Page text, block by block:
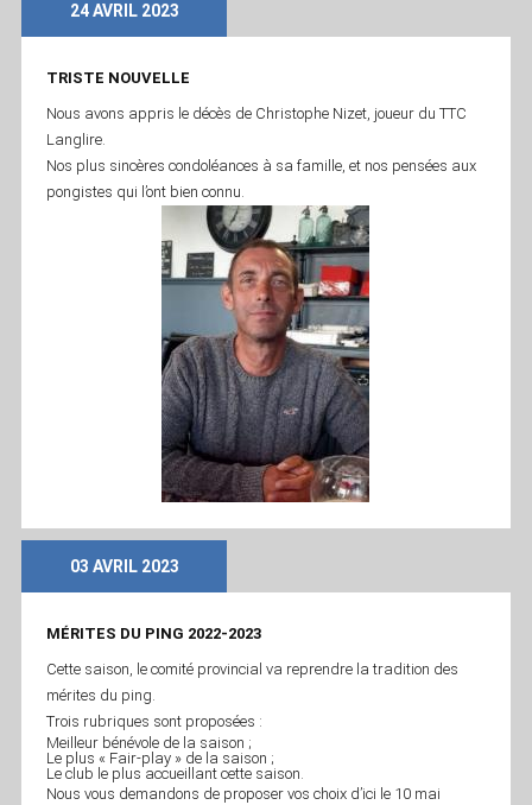
24 AVRIL 2023
TRISTE NOUVELLE
Nous avons appris le décès de Christophe Nizet, joueur du TTC
Langlire.
Nos plus sincères condoléances à sa famille, et nos pensées aux
pongistes qui l’ont bien connu.
03 AVRIL 2023
MÉRITES DU PING 2022-2023
Cette saison, le comité provincial va reprendre la tradition des
mérites du ping.
Trois rubriques sont proposées :
Meilleur bénévole de la saison ;
Le plus « Fair-play » de la saison ;
Le club le plus accueillant cette saison.
Nous vous demandons de proposer vos choix d’ici le 10 mai